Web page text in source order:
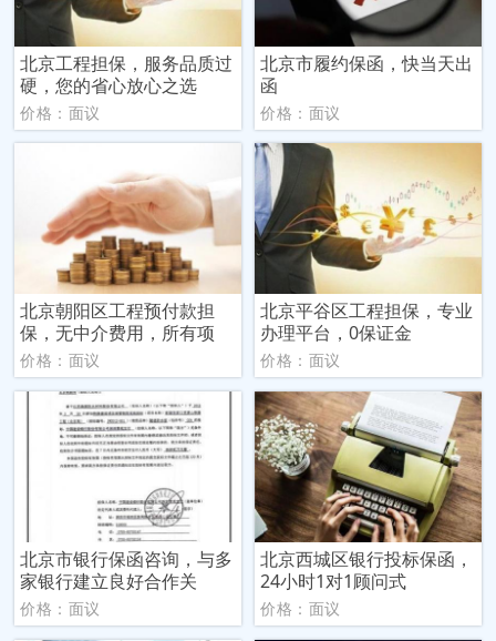
北京工程担保，服务品质过
硬，您的省心放心之选
价格：面议
北京市履约保函，快当天出
函
价格：面议
北京朝阳区工程预付款担
保，无中介费用，所有项
价格：面议
北京平谷区工程担保，专业
办理平台，0保证金
价格：面议
北京市银行保函咨询，与多
家银行建立良好合作关
价格：面议
北京西城区银行投标保函，
24小时1对1顾问式
价格：面议